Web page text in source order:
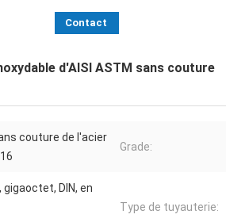
Contact
d'AISI ASTM sans couture
couture de l'acier
Grade:
gigaoctet, DIN, en
Type de tuyauterie: